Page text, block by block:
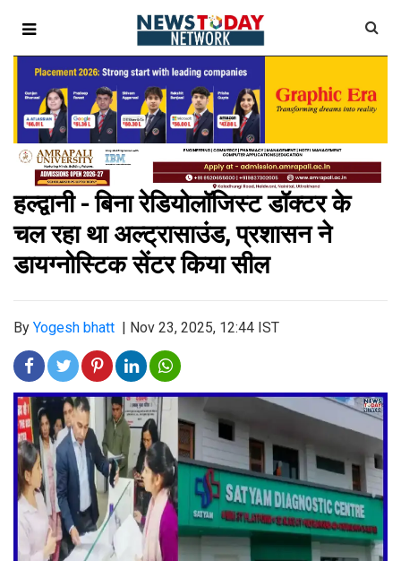
हल्द्वानी - बिना रेडियोलॉजिस्ट डॉक्टर के
चल रहा था अल्ट्रासाउंड, प्रशासन ने
डायग्नोस्टिक सेंटर किया सील
By Yogesh bhatt Nov 23, 2025, 12:44 IST